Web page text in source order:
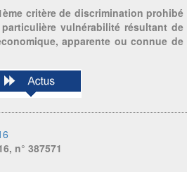
critère de discrimination prohibé
vulnérabilité résultant de
apparente ou connue de
n° 387571